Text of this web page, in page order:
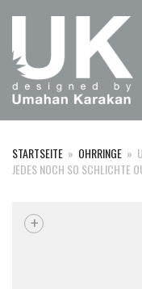
STARTSEITE » OHRRINGE »
JEDES NOCH SO SCHLICHTE
+